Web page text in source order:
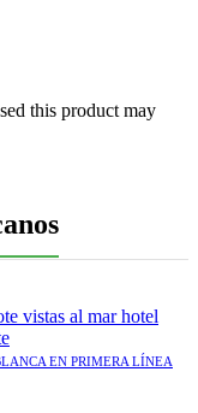
this product may
EN PRIMERA LÍNEA